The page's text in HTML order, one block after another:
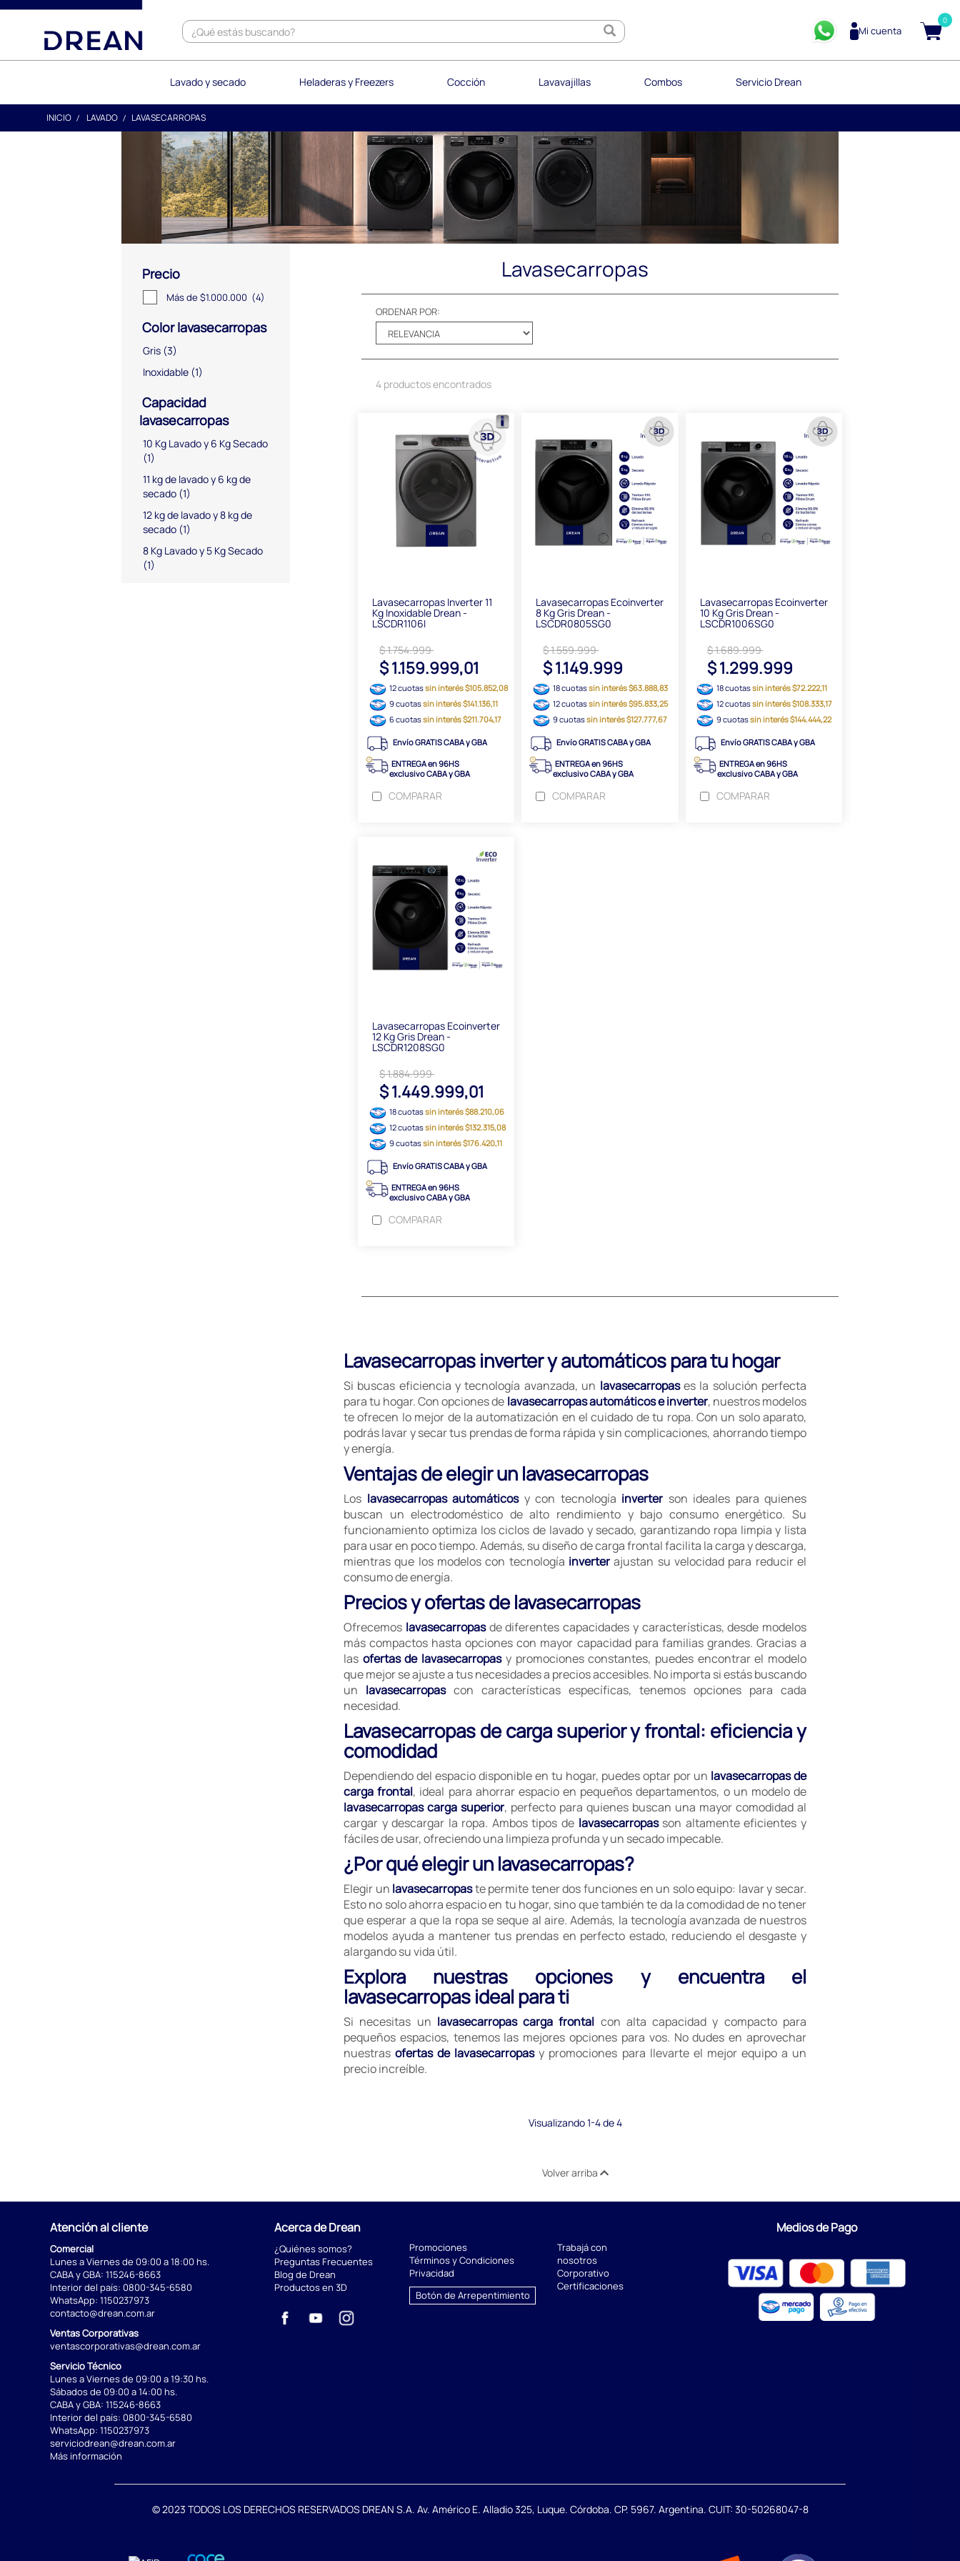
text.skipToContent
text.skipToNavigation
Mi cuenta
0
Lavado y secado Heladeras y Freezers Cocción Lavavajillas Combos Servicio Drean
INICIO LAVADO LAVASECARROPAS
Precio
Más de $1.000.000 (4)
Color lavasecarropas
Gris (3)
Inoxidable (1)
Capacidad
lavasecarropas
10 Kg Lavado y 6 Kg Secado
(1)
11 kg de lavado y 6 kg de
secado (1)
12 kg de lavado y 8 kg de
secado (1)
8 Kg Lavado y 5 Kg Secado
(1)
Lavasecarropas
ORDENAR POR:
4 productos encontrados
Lavasecarropas Inverter 11
Kg Inoxidable Drean -
LSCDR1106I
$ 1.754.999
$ 1.159.999,01
12 cuotassin interés $105.852,08
9 cuotassin interés $141.136,11
6 cuotassin interés $211.704,17
Envío GRATIS CABA y GBA
ENTREGA en 96HS
exclusivo CABA y GBA
COMPARAR
Lavasecarropas Ecoinverter
8 Kg Gris Drean -
LSCDR0805SG0
$ 1.559.999
$ 1.149.999
18 cuotassin interés $63.888,83
12 cuotassin interés $95.833,25
9 cuotassin interés $127.777,67
Envío GRATIS CABA y GBA
ENTREGA en 96HS
exclusivo CABA y GBA
COMPARAR
Lavasecarropas Ecoinverter
10 Kg Gris Drean -
LSCDR1006SG0
$ 1.689.999
$ 1.299.999
18 cuotassin interés $72.222,11
12 cuotassin interés $108.333,17
9 cuotassin interés $144.444,22
Envío GRATIS CABA y GBA
ENTREGA en 96HS
exclusivo CABA y GBA
COMPARAR
Lavasecarropas Ecoinverter
12 Kg Gris Drean -
LSCDR1208SG0
$ 1.884.999
$ 1.449.999,01
18 cuotassin interés $88.210,06
12 cuotassin interés $132.315,08
9 cuotassin interés $176.420,11
Envío GRATIS CABA y GBA
ENTREGA en 96HS
exclusivo CABA y GBA
COMPARAR
Lavasecarropas inverter y automáticos para tu hogar
Si buscas eficiencia y tecnología avanzada, un lavasecarropases la solución perfecta
para tu hogar. Con opciones de lavasecarropas automáticos e inverter, nuestros modelos
te ofrecen lo mejor de la automatización en el cuidado de tu ropa. Con un solo aparato,
podrás lavar y secar tus prendas de forma rápida y sin complicaciones, ahorrando tiempo
y energía.
Ventajas de elegir un lavasecarropas
Los lavasecarropas automáticosy con tecnología inverter son ideales para quienes
buscan un electrodoméstico de alto rendimiento y bajo consumo energético. Su
funcionamiento optimiza los ciclos de lavado y secado, garantizando ropa limpia y lista
para usar en poco tiempo. Además, su diseño de carga frontal facilita la carga y descarga,
mientras que los modelos con tecnología inverter ajustan su velocidad para reducir el
consumo de energía.
Precios y ofertas de lavasecarropas
Ofrecemos lavasecarropasde diferentes capacidades y características, desde modelos
más compactos hasta opciones con mayor capacidad para familias grandes. Gracias a
las ofertas de lavasecarropasy promociones constantes, puedes encontrar el modelo
que mejor se ajuste a tus necesidades a precios accesibles. No importa si estás buscando
un lavasecarropascon características específicas, tenemos opciones para cada
necesidad.
Lavasecarropas de carga superior y frontal: eficiencia y
comodidad
Dependiendo del espacio disponible en tu hogar, puedes optar por un lavasecarropas de
carga frontal, ideal para ahorrar espacio en pequeños departamentos, o un modelo de
lavasecarropas carga superior, perfecto para quienes buscan una mayor comodidad al
cargar y descargar la ropa. Ambos tipos de lavasecarropasson altamente eficientes y
fáciles de usar, ofreciendo una limpieza profunda y un secado impecable.
¿Por qué elegir un lavasecarropas?
Elegir un lavasecarropaste permite tener dos funciones en un solo equipo: lavar y secar.
Esto no solo ahorra espacio en tu hogar, sino que también te da la comodidad de no tener
que esperar a que la ropa se seque al aire. Además, la tecnología avanzada de nuestros
modelos ayuda a mantener tus prendas en perfecto estado, reduciendo el desgaste y
alargando su vida útil.
Explora nuestras opciones y encuentra el
lavasecarropas ideal para ti
Si necesitas un lavasecarropas carga frontal con alta capacidad y compacto para
pequeños espacios, tenemos las mejores opciones para vos. No dudes en aprovechar
nuestrasofertas de lavasecarropasy promociones para llevarte el mejor equipo a un
precio increíble.
Visualizando 1-4 de 4
Volver arriba
Atención al cliente
Comercial
Lunes a Viernes de 09:00 a 18:00 hs.
CABA y GBA: 115246-8663
Interior del país: 0800-345-6580
WhatsApp: 1150237973
contacto@drean.com.ar
Ventas Corporativas
ventascorporativas@drean.com.ar
Servicio Técnico
Lunes a Viernes de 09:00 a 19:30 hs.
Sábados de 09:00 a 14:00 hs.
CABA y GBA: 115246-8663
Interior del país: 0800-345-6580
WhatsApp: 1150237973
serviciodrean@drean.com.ar
Más información
Acerca de Drean
¿Quiénes somos?
Preguntas Frecuentes
Blog de Drean
Productos en 3D
Promociones
Términos y Condiciones
Privacidad
Botón de Arrepentimiento
Trabajá con
nosotros
Corporativo
Certificaciones
Medios de Pago
© 2023 TODOS LOS DERECHOS RESERVADOS DREAN S.A. Av. Américo E. Alladio 325, Luque. Córdoba. CP. 5967. Argentina. CUIT: 30-50268047-8